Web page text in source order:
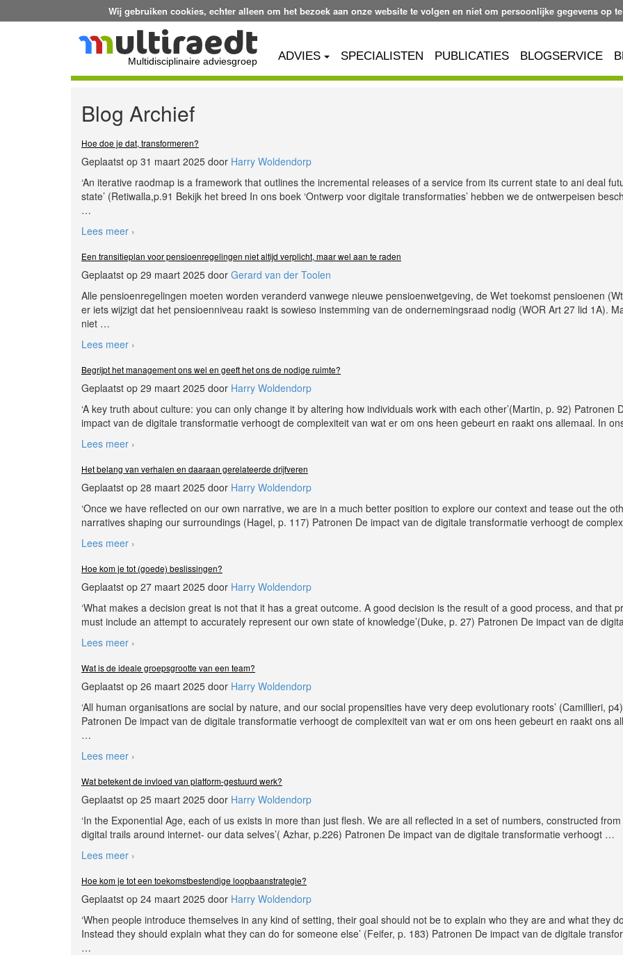
Wij gebruiken cookies, echter alleen om het bezoek aan onze website te volgen en niet om persoonlijke gegevens op
Multidisciplinaire adviesgroep ADVIES SPECIALISTEN PUBLICATIES BLOGSERVICE
Blog Archief
Hoe doe je dat, transformeren?
Geplaatst op 31 maart 2025 door Harry Woldendorp
‘An iterative raodmap is a framework that outlines the incremental releases of a service from its current state to ani deal
state’ (Retiwalla,p.91 Bekijk het breed In ons boek ‘Ontwerp voor digitale transformaties’ hebben we de ontwerpeisen
…
Lees meer ›
Een transitieplan voor pensioenregelingen niet altijd verplicht, maar wel aan te raden
Geplaatst op 29 maart 2025 door Gerard van der Toolen
Alle pensioenregelingen moeten worden veranderd vanwege nieuwe pensioenwetgeving, de Wet toekomst pensioenen
er iets wijzigt dat het pensioenniveau raakt is sowieso instemming van de ondernemingsraad nodig (WOR Art 27 lid 1A).
niet …
Lees meer ›
Begrijpt het management ons wel en geeft het ons de nodige ruimte?
Geplaatst op 29 maart 2025 door Harry Woldendorp
‘A key truth about culture: you can only change it by altering how individuals work with each other’(Martin, p. 92) Patronen
impact van de digitale transformatie verhoogt de complexiteit van wat er om ons heen gebeurt en raakt ons allemaal. In
Lees meer ›
Het belang van verhalen en daaraan gerelateerde drijfveren
Geplaatst op 28 maart 2025 door Harry Woldendorp
‘Once we have reflected on our own narrative, we are in a much better position to explore our context and tease out the
narratives shaping our surroundings (Hagel, p. 117) Patronen De impact van de digitale transformatie verhoogt de
Lees meer ›
Hoe kom je tot (goede) beslissingen?
Geplaatst op 27 maart 2025 door Harry Woldendorp
‘What makes a decision great is not that it has a great outcome. A good decision is the result of a good process, and that
must include an attempt to accurately represent our own state of knowledge’(Duke, p. 27) Patronen De impact van de
Lees meer ›
Wat is de ideale groepsgrootte van een team?
Geplaatst op 26 maart 2025 door Harry Woldendorp
‘All human organisations are social by nature, and our social propensities have very deep evolutionary roots’ (Camillieri,
Patronen De impact van de digitale transformatie verhoogt de complexiteit van wat er om ons heen gebeurt en raakt ons
…
Lees meer ›
Wat betekent de invloed van platform-gestuurd werk?
Geplaatst op 25 maart 2025 door Harry Woldendorp
‘In the Exponential Age, each of us exists in more than just flesh. We are all reflected in a set of numbers, constructed
digital trails around internet- our data selves’( Azhar, p.226) Patronen De impact van de digitale transformatie verhoogt …
Lees meer ›
Hoe kom je tot een toekomstbestendige loopbaanstrategie?
Geplaatst op 24 maart 2025 door Harry Woldendorp
‘When people introduce themselves in any kind of setting, their goal should not be to explain who they are and what they
Instead they should explain what they can do for someone else’ (Feifer, p. 183) Patronen De impact van de digitale
…